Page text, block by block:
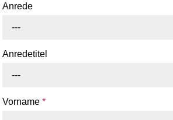
Anrede
---
Anredetitel
---
Vorname*